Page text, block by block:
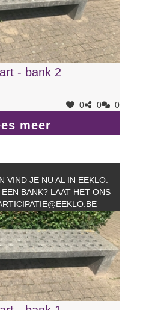
- bank 2
0 0 0
meer
VIND JE NU AL IN EEKLO.
BANK? LAAT HET ONS